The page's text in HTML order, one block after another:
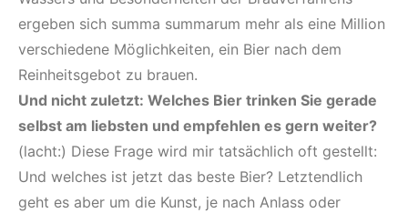
ergeben sich summa summarum mehr als eine Million
verschiedene Möglichkeiten, ein Bier nach dem
Reinheitsgebot zu brauen.
Und nicht zuletzt: Welches Bier trinken Sie gerade
selbst am liebsten und empfehlen es gern weiter?
(lacht:) Diese Frage wird mir tatsächlich oft gestellt:
Und welches ist jetzt das beste Bier? Letztendlich
geht es aber um die Kunst, je nach Anlass oder